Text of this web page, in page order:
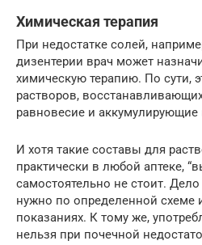
Химическая терапия
При недостатке солей,
дизентерии врач может
химическую терапию. По сути,
растворов,
равновесие и аккумулирующие
И хотя такие составы для
практически в любой аптеке,
самостоятельно не стоит.
нужно по определенной схеме
показаниях. К тому же,
нельзя при почечной